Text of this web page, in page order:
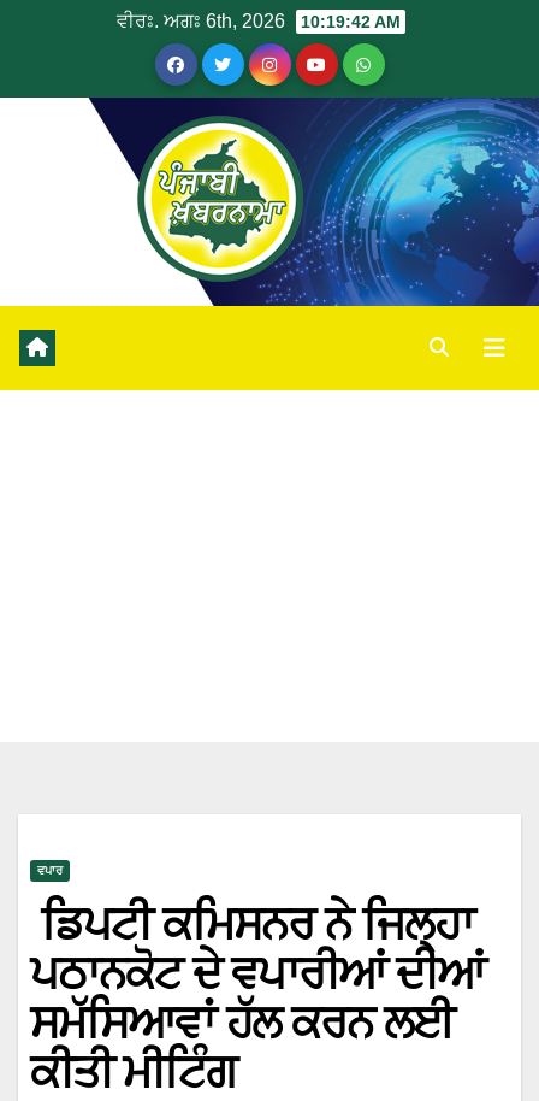
ਵੀਰਃ. ਅਗਃ 6th, 2026 10:19:43 AM
ਵਪਾਰ
ਡਿਪਟੀ ਕਮਿਸਨਰ ਨੇ ਜਿਲ੍ਹਾ
ਪਠਾਨਕੋਟ ਦੇ ਵਪਾਰੀਆਂ ਦੀਆਂ
ਸਮੱਸਿਆਵਾਂ ਹੱਲ ਕਰਨ ਲਈ
ਕੀਤੀ ਮੀਟਿੰਗ